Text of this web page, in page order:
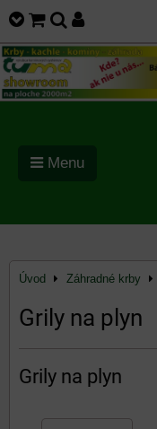
Menu
Úvod Záhradné krby
Grily na plyn
Grily na plyn